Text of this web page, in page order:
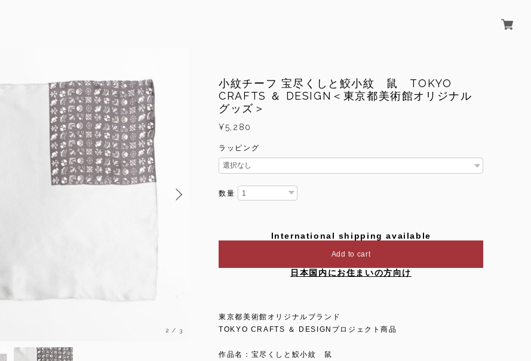
3 /3
小紋チーフ 宝尽くしと鮫小紋 鼠 TOKYO
CRAFTS ＆ DESIGN＜東京都美術館オリジナル
グッズ＞
¥5,280
ラッピング
数量
International shipping available
Add to cart
日本国内にお住まいの方向け
東京都美術館オリジナルブランド
TOKYO CRAFTS ＆ DESIGNプロジェクト商品
作品名：宝尽くしと鮫小紋 鼠